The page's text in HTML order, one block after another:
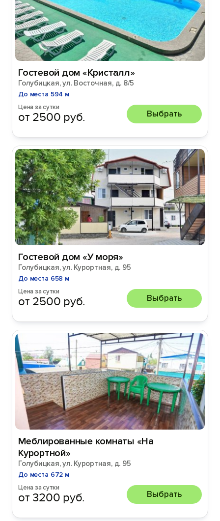
Гостевой дом «Кристалл»
Голубицкая, ул. Восточная, д. 8/5
До места 594 м
Цена за сутки
от 2500 руб. Выбрать
Гостевой дом «У моря»
Голубицкая, ул. Курортная, д. 95
До места 658 м
Цена за сутки
от 2500 руб. Выбрать
Меблированные комнаты «На
Курортной»
Голубицкая, ул. Курортная, д. 95
До места 672 м
Цена за сутки
от 3200 руб. Выбрать